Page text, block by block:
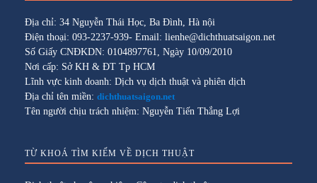
Địa chỉ: 34 Nguyễn Thái Học, Ba Đình, Hà nội
Điện thoại: 093-2237-939- Email: lienhe@dichthuatsaigon.net
Số Giấy CNĐKDN: 0104897761, Ngày 10/09/2010
Nơi cấp: Sở KH & ĐT Tp HCM
Lĩnh vực kinh doanh: Dịch vụ dịch thuật và phiên dịch
Địa chỉ tên miền: dichthuatsaigon.net
Tên người chịu trách nhiệm: Nguyễn Tiến Thắng Lợi
TỪ KHOÁ TÌM KIẾM VỀ DỊCH THUẬT